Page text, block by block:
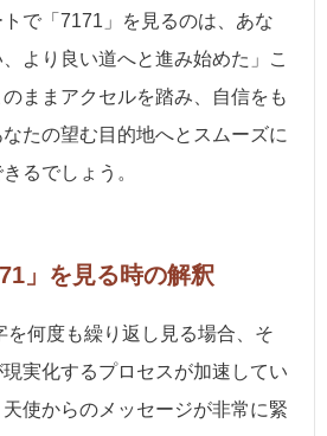
で「7171」を見るのは、あな
より良い道へと進み始めた」こ
ままアクセルを踏み、自信をも
たの望む目的地へとスムーズに
るでしょう。
」を見る時の解釈
を何度も繰り返し見る場合、そ
実化するプロセスが加速してい
使からのメッセージが非常に緊